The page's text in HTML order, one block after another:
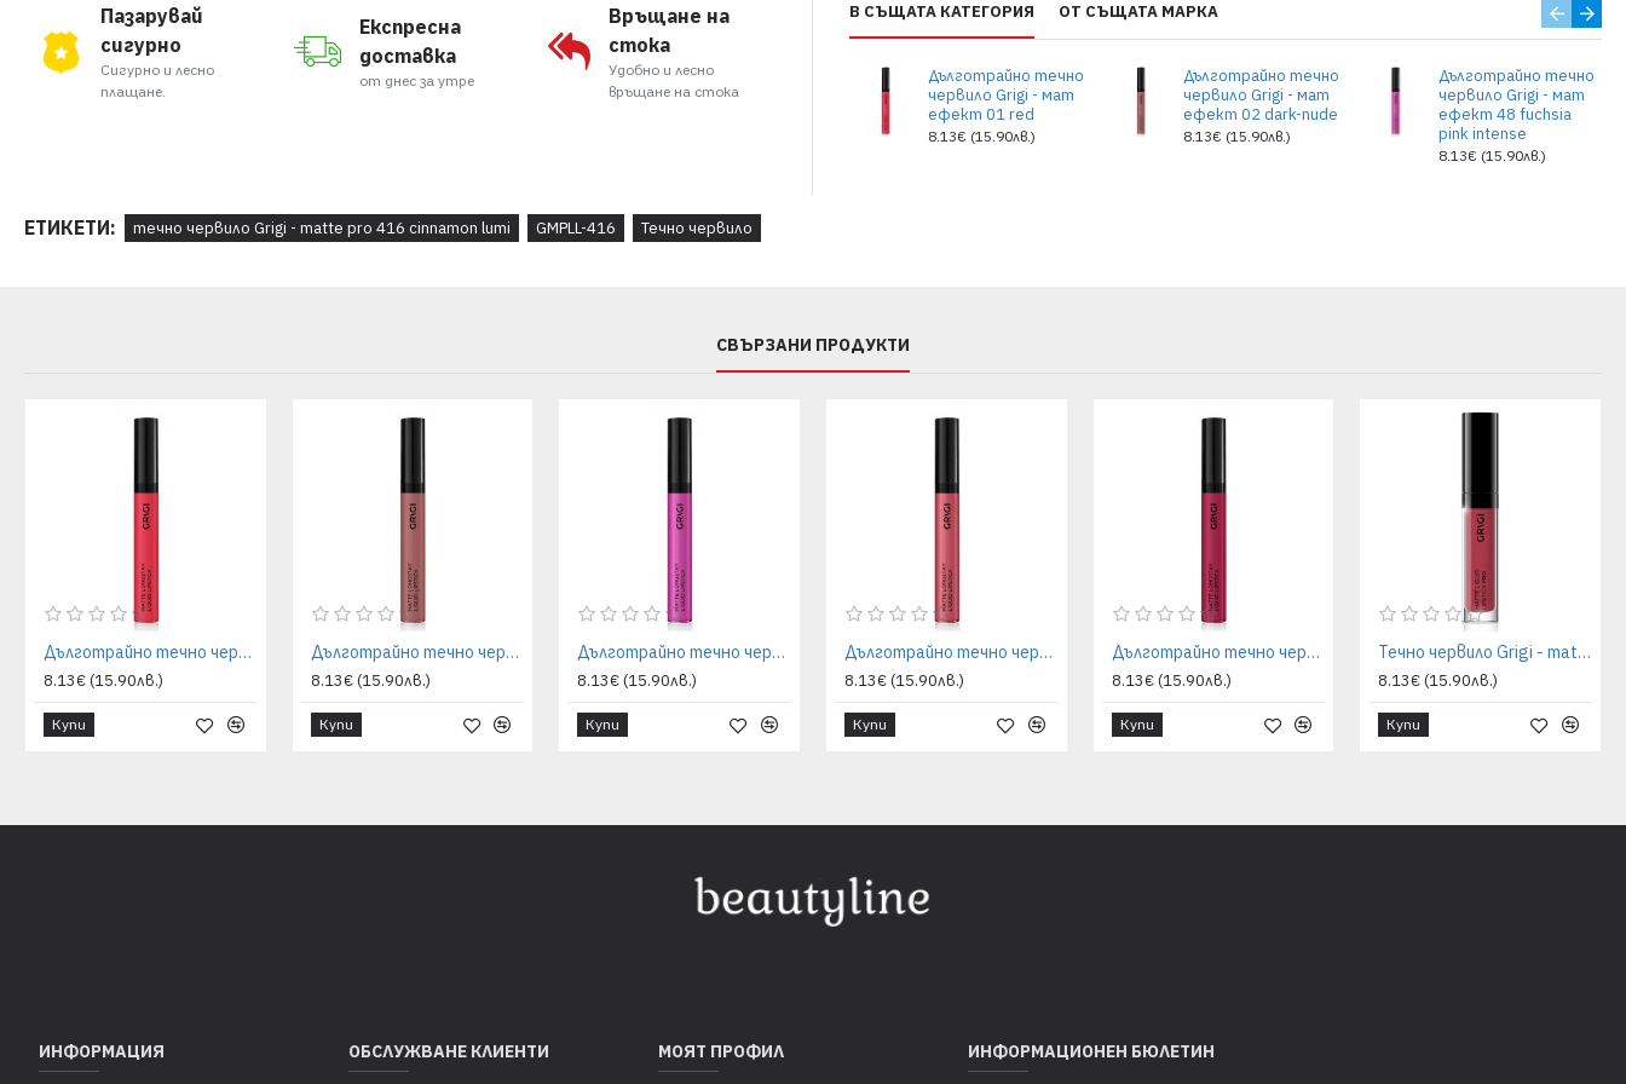
Пазарувай
сигурно
Сигурно и лесно
плащане.
Експресна
доставка
от днес за утре
Връщане на
стока
Удобно и лесно
връщане на стока
масло от карите.
В СЪЩАТА КАТЕГОРИЯ ОТ СЪЩАТА МАРКА
Дълготрайно течно
червило Grigi - мат
ефект 01 red
8.13€ (15.90лв.)
Дълготрайно течно
червило Grigi - мат
ефект 02 dark-nude
8.13€ (15.90лв.)
Дълготрайно течно
червило Grigi - мат
ефект 48 fuchsia
pink intense
8.13€ (15.90лв.)
ЕТИКЕТИ: течно червило Grigi - matte pro 416 cinnamon lumi GMPLL-416 Течно червило
СВЪРЗАНИ ПРОДУКТИ
Дълготрайно течно червило Grigi - мат ефект 01 red
8.13€ (15.90лв.)
Купи
Дълготрайно течно червило Grigi - мат ефект 02 dark-nude
8.13€ (15.90лв.)
Купи
Дълготрайно течно червило Grigi - мат ефект 48 fuchsia pink intense
8.13€ (15.90лв.)
Купи
Дълготрайно течно червило Grigi - мат ефект 49 watermelon intense
8.13€ (15.90лв.)
Купи
Дълготрайно течно червило Grigi - мат ефект 50 light cherry
8.13€ (15.90лв.)
Купи
Течно червило Grigi - matte pro 409 metallic rust
8.13€ (15.90лв.)
Купи
ИНФОРМАЦИЯ ОБСЛУЖВАНЕ КЛИЕНТИ МОЯТ ПРОФИЛ ИНФОРМАЦИОНЕН БЮЛЕТИН